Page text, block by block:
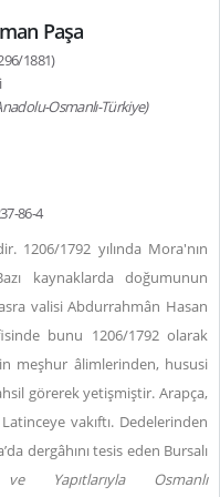
Paşa
1881)
Osmanlı-Türkiye)
86-4
1206/1792 yılında Mora'nın
kaynaklarda doğumunun
valisi Abdurrahmân Hasan
bunu 1206/1792 olarak
meşhur âlimlerinden, hususi
görerek yetişmiştir. Arapça,
vakıftı. Dedelerinden
dergâhını tesis eden Bursalı
ve Yapıtlarıyla Osmanlı